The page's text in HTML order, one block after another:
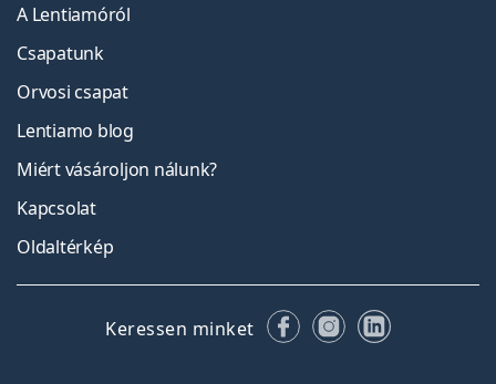
A Lentiamóról
Csapatunk
Orvosi csapat
Lentiamo blog
Miért vásároljon nálunk?
Kapcsolat
Oldaltérkép
Keressen minket FacebookInstagram
LinkedIn